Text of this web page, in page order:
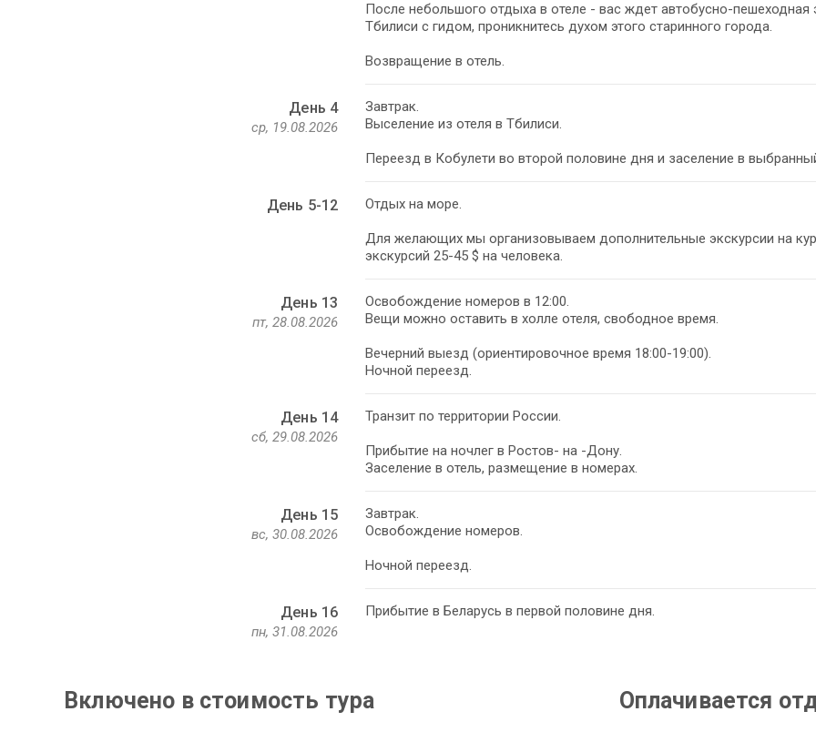
После небольшого отдыха в отеле - вас ждет автобусно-
Тбилиси с гидом, проникнитесь духом этого старинного города.
Возвращение в отель.
День 4
ср, 19.08.2026
Завтрак.
Выселение из отеля в Тбилиси.
Переезд в Кобулети во второй половине дня и заселение в
День 5-12 Отдых на море.
Для желающих мы организовываем дополнительные экскурсии на
экскурсий 25-45 $ на человека.
День 13
пт, 28.08.2026
Освобождение номеров в 12:00.
Вещи можно оставить в холле отеля, свободное время.
Вечерний выезд (ориентировочное время 18:00-19:00).
Ночной переезд.
День 14
сб, 29.08.2026
Транзит по территории России.
Прибытие на ночлег в Ростов- на -Дону.
Заселение в отель, размещение в номерах.
День 15
вс, 30.08.2026
Завтрак.
Освобождение номеров.
Ночной переезд.
День 16
пн, 31.08.2026
Прибытие в Беларусь в первой половине дня.
Включено в стоимость тура Оплачивается